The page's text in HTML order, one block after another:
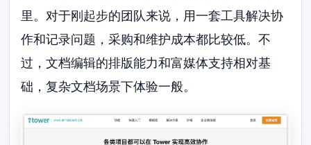
里。对于刚起步的团队来说，用一套工具解决协
作和记录问题，采购和维护成本都比较低。不
过，文档编辑的排版能力和富媒体支持相对基
础，复杂文档场景下体验一般。